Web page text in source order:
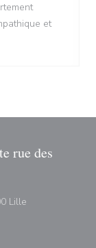
et
rue des
Lille